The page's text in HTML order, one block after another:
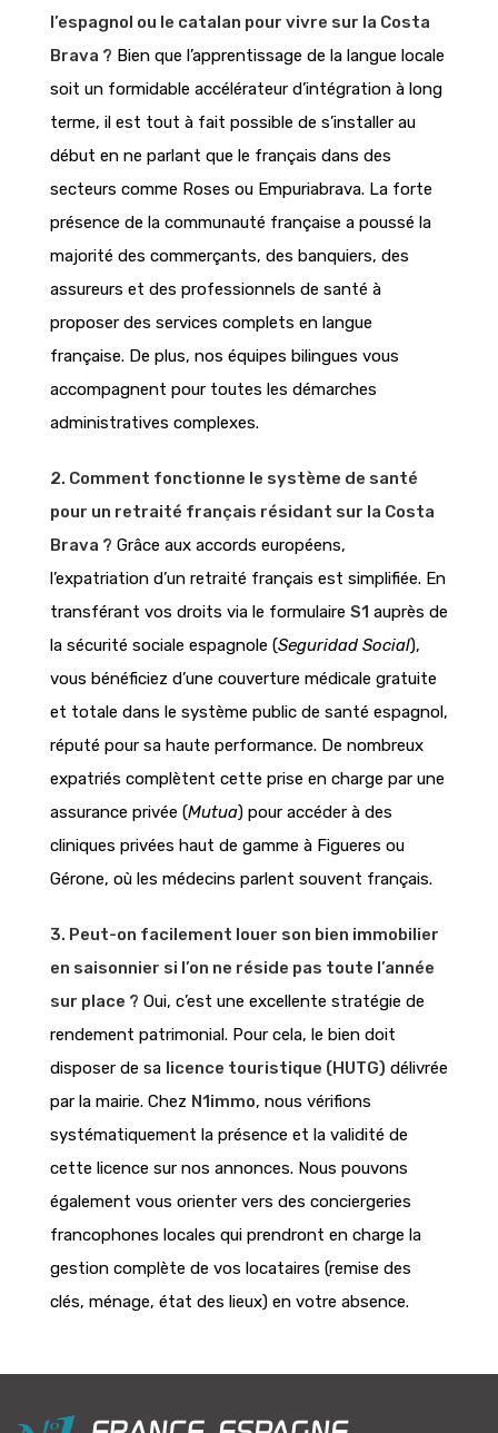
l’espagnol ou le catalan pour vivre sur la Costa
Brava ? Bien que l’apprentissage de la langue locale
soit un formidable accélérateur d’intégration à long
terme, il est tout à fait possible de s’installer au
début en ne parlant que le français dans des
secteurs comme Roses ou Empuriabrava. La forte
présence de la communauté française a poussé la
majorité des commerçants, des banquiers, des
assureurs et des professionnels de santé à
proposer des services complets en langue
française. De plus, nos équipes bilingues vous
accompagnent pour toutes les démarches
administratives complexes.
2. Comment fonctionne le système de santé
pour un retraité français résidant sur la Costa
Brava ? Grâce aux accords européens,
l’expatriation d’un retraité français est simplifiée. En
transférant vos droits via le formulaire S1 auprès de
la sécurité sociale espagnole (Seguridad Social),
vous bénéficiez d’une couverture médicale gratuite
et totale dans le système public de santé espagnol,
réputé pour sa haute performance. De nombreux
expatriés complètent cette prise en charge par une
assurance privée (Mutua) pour accéder à des
cliniques privées haut de gamme à Figueres ou
Gérone, où les médecins parlent souvent français.
3. Peut-on facilement louer son bien immobilier
en saisonnier si l’on ne réside pas toute l’année
sur place ? Oui, c’est une excellente stratégie de
rendement patrimonial. Pour cela, le bien doit
disposer de sa licence touristique (HUTG) délivrée
par la mairie. Chez N1immo, nous vérifions
systématiquement la présence et la validité de
cette licence sur nos annonces. Nous pouvons
également vous orienter vers des conciergeries
francophones locales qui prendront en charge la
gestion complète de vos locataires (remise des
clés, ménage, état des lieux) en votre absence.